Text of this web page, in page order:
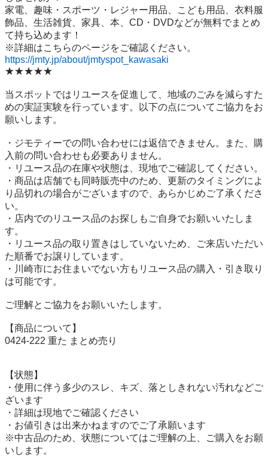
家電、趣味・スポーツ・レジャー用品、こども用品、衣料服
飾品、生活雑貨、家具、本、CD・DVDなどが無料でまとめ
て持ち込めます！
https://jmty.jp/about/jmtyspot_kawasaki
★★★★★
当スポットではリユースを促進して、地域のごみを減らすた
めの実証実験を行っています。以下の点についてご協力をお
願いします。
・ジモティーでの問い合わせには返信できません。また、購
入前の問い合わせも必要ありません。
・リユース品の在庫や状態は、現地でご確認してください。
・商品は店舗でも同時販売中のため、更新のタイミングによ
り品切れの場合がございますので、あらかじめご了承くださ
い。
・店内でのリユース品のお探しもご自身でお願いいたしま
す。
・リユース品の取り置きはしていないため、ご来店いただい
た順番でお譲りしています。
・川崎市にお住まいでない方もリユース品の購入・引き取り
は可能です。
ご理解とご協力をお願いいたします。
【商品について】
0424-222 重た まとめ売り
【状態】
・使用に伴う多少のスレ、キズ、落としきれない汚れなどご
ざいます
・詳細は現地でご確認ください
・お値引きは出来かねますのでご了承願います
※中古品のため、状態についてはご理解の上、ご購入をお願
いします。